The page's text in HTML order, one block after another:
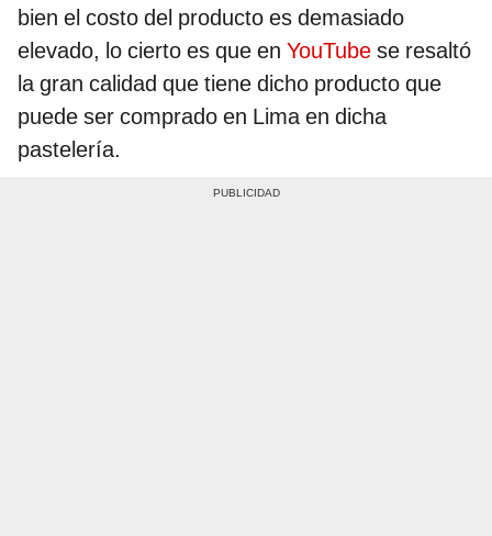
bien el costo del producto es demasiado
elevado, lo cierto es que en YouTube se resaltó
la gran calidad que tiene dicho producto que
puede ser comprado en Lima en dicha
pastelería.